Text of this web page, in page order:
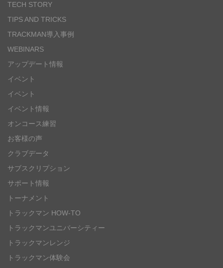
TECH STORY
TIPS AND TRICKS
TRACKMAN導入事例
WEBINARS
アップデート情報
イベント
イベント
イベント情報
オンコース練習
お客様の声
クラブデータ
サブスクリプション
サポート情報
トーナメント
トラックマン HOW-TO
トラックマンユニバーシティー
トラックマンレンジ
トラックマン体験会